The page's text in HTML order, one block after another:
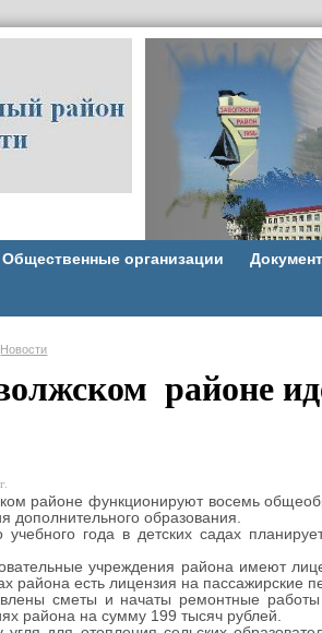
Общественные организации
Новости
районе
районе функционируют восемь
дополнительного образования.
учебного года в детских садах
учреждения района имеют
района есть лицензия на пассажирские
сметы и начаты ремонтные работы
района на сумму 199 тысяч рублей.